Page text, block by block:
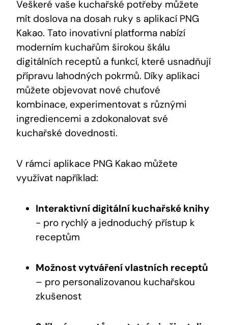
Veškeré⁤ vaše ​kuchařské potřeby ⁢můžete
mít doslova‍ na dosah ruky s aplikací PNG
Kakao. ⁢Tato inovativní platforma⁤ nabízí
moderním⁢ kuchařům širokou škálu
digitálních receptů a ‍funkcí, které usnadňují‍
přípravu lahodných pokrmů. Díky aplikaci⁣
můžete objevovat nové⁢ chuťové
kombinace, ⁣experimentovat s různými
ingrediencemi‌ a⁤ zdokonalovat​ své
kuchařské dovednosti.
V​ rámci aplikace ⁤PNG ‌Kakao můžete
využívat například:
Interaktivní digitální kuchařské knihy
⁢-⁢ pro rychlý a⁣ jednoduchý přístup⁢ k
receptům
Možnost vytváření vlastních ⁤receptů
– pro personalizovanou kuchařskou
zkušenost